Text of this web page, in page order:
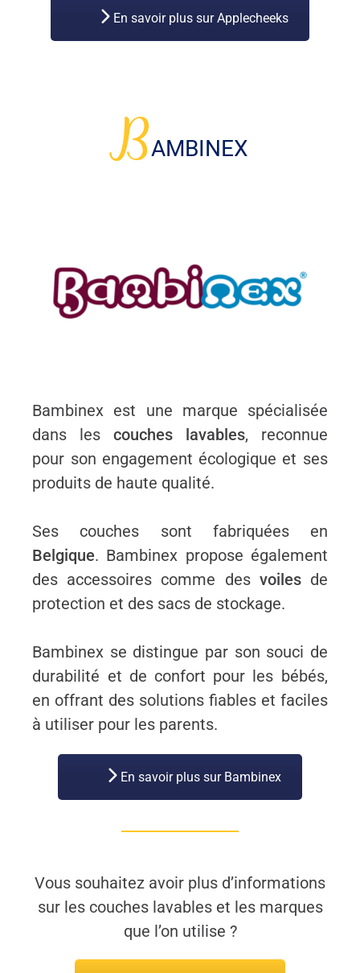
En savoir plus sur Applecheeks
BAMBINEX
Bambinex est une marque spécialisée
dans les couches lavables, reconnue
pour son engagement écologique et ses
produits de haute qualité.
Ses couches sont fabriquées en
Belgique. Bambinex propose également
des accessoires comme des voilesde
protection et des sacs de stockage.
Bambinex se distingue par son souci de
durabilité et de confort pour les bébés,
en offrant des solutions fiables et faciles
à utiliser pour les parents.
En savoir plus sur Bambinex
Vous souhaitez avoir plus d’informations
sur les couches lavables et les marques
que l’on utilise ?